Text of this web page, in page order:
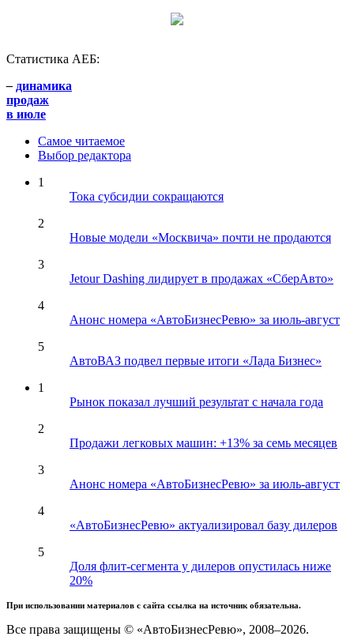
Статистика АЕБ:
– динамика
продаж
в июле
Самое читаемое
Выбор редактора
1
Тока субсидии сокращаются
2
Новые модели «Москвича» почти не продаются
3
Jetour Dashing лидирует в продажах «СберАвто»
4
Анонс номера «АвтоБизнесРевю» за июль-август
5
АвтоВАЗ подвел первые итоги «Лада Бизнес»
1
Рынок показал лучший результат с начала года
2
Продажи легковых машин: +13% за семь месяцев
3
Анонс номера «АвтоБизнесРевю» за июль-август
4
«АвтоБизнесРевю» актуализировал базу дилеров
5
Доля флит-сегмента у дилеров опустилась ниже
20%
При использовании материалов с сайта ссылка на источник обязательна.
Все права защищены © «АвтоБизнесРевю», 2008–2026.